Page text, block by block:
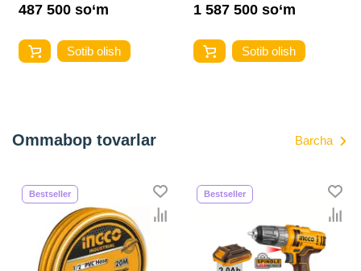
487 500 so‘m
Sotib olish
1 587 500 so‘m
Sotib olish
Ommabop tovarlar Barcha
Bestseller Bestseller